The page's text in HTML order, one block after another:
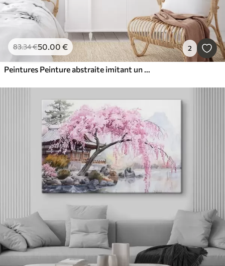
83.34€50.00 € 2
Peintures Peinture abstraite imitant un tourbillon